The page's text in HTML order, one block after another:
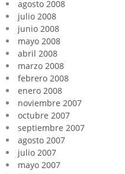
agosto 2008
julio 2008
junio 2008
mayo 2008
abril 2008
marzo 2008
febrero 2008
enero 2008
noviembre 2007
octubre 2007
septiembre 2007
agosto 2007
julio 2007
mayo 2007